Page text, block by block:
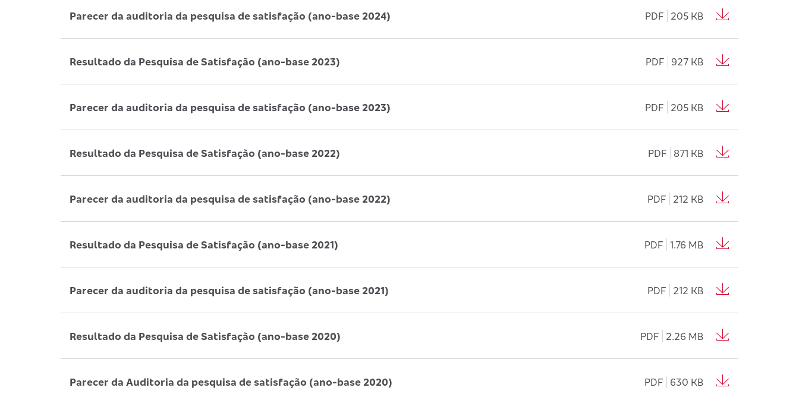
Parecer da auditoria da pesquisa de satisfação (ano-base 2024) PDF 205 KB
Resultado da Pesquisa de Satisfação (ano-base 2023) PDF 927 KB
Parecer da auditoria da pesquisa de satisfação (ano-base 2023) PDF 205 KB
Resultado da Pesquisa de Satisfação (ano-base 2022) PDF 871 KB
Parecer da auditoria da pesquisa de satisfação (ano-base 2022) PDF 212 KB
Resultado da Pesquisa de Satisfação (ano-base 2021) PDF 1.76 MB
Parecer da auditoria da pesquisa de satisfação (ano-base 2021) PDF 212 KB
Resultado da Pesquisa de Satisfação (ano-base 2020) PDF 2.26 MB
Parecer da Auditoria da pesquisa de satisfação (ano-base 2020) PDF 630 KB